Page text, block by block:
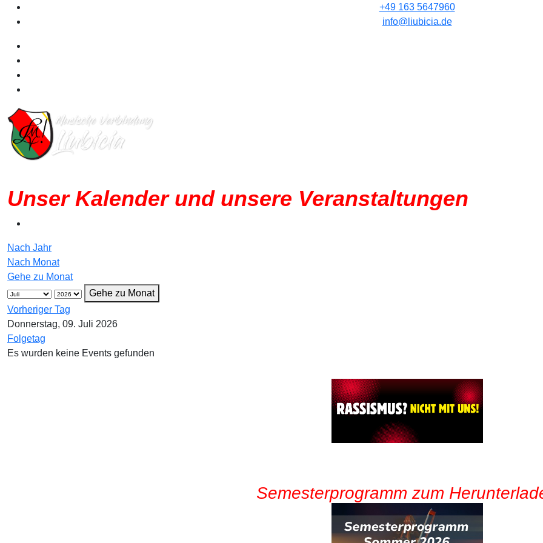
+49 163 5647960
info@liubicia.de
Unser Kalender und unsere Veranstaltungen
Nach Jahr
Nach Monat
Gehe zu Monat
Gehe zu Monat
Vorheriger Tag
Donnerstag, 09. Juli 2026
Folgetag
Es wurden keine Events gefunden
Semesterprogramm zum